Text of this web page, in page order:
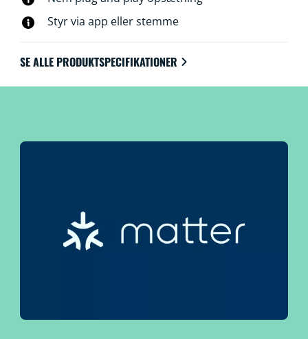
Styr via app eller stemme
SE ALLE PRODUKTSPECIFIKATIONER